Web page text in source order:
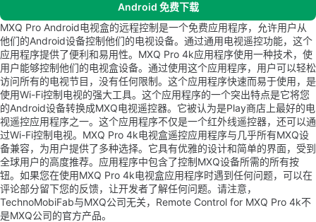
Android 免费下载
MXQ Pro Android电视盒的远程控制是一个免费应用程序，允许用户从
他们的Android设备控制他们的电视设备。通过通用电视遥控功能，这个
应用程序提供了便利和易用性。MXQ Pro 4k应用程序使用一种技术，使
用户能够控制他们的电视盒设备。通过使用这个应用程序，用户可以轻松
访问所有的电视节目，没有任何限制。这个应用程序快速而易于使用，是
使用Wi-Fi控制电视的强大工具。这个应用程序的一个突出特点是它将您
的Android设备转换成MXQ电视遥控器。它被认为是Play商店上最好的电
视遥控应用程序之一。这个应用程序不仅是一个红外线遥控器，还可以通
过Wi-Fi控制电视。MXQ Pro 4k电视盒遥控应用程序与几乎所有MXQ设
备兼容，为用户提供了多种选择。它具有优雅的设计和简单的界面，受到
全球用户的高度推荐。应用程序中包含了控制MXQ设备所需的所有按
钮。如果您在使用MXQ Pro 4k电视盒应用程序时遇到任何问题，可以在
评论部分留下您的反馈，让开发者了解任何问题。请注意，
TechnoMobiFab与MXQ公司无关，Remote Control for MXQ Pro 4k不
是MXQ公司的官方产品。